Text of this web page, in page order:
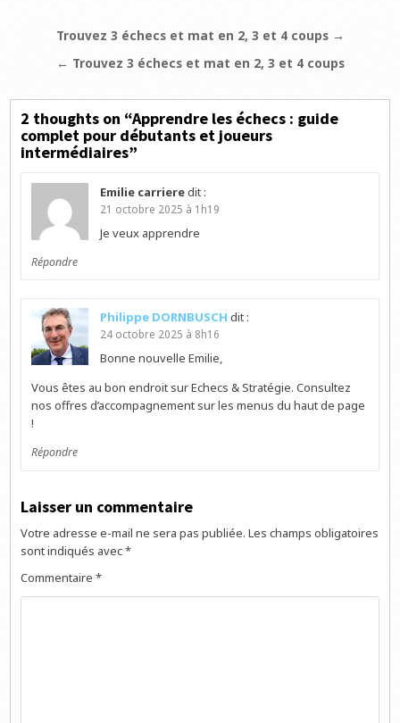
Navigation
Trouvez 3 échecs et mat en 2, 3 et 4 coups →
← Trouvez 3 échecs et mat en 2, 3 et 4 coups
2 thoughts on “Apprendre les échecs : guide
complet pour débutants et joueurs
intermédiaires”
Emilie carrieredit :
21 octobre 2025 à 1h19
Je veux apprendre
Répondre
Philippe DORNBUSCH dit :
24 octobre 2025 à 8h16
Bonne nouvelle Emilie,
Vous êtes au bon endroit sur Echecs & Stratégie. Consultez
nos offres d’accompagnement sur les menus du haut de page
!
Répondre
Laisser un commentaire
Votre adresse e-mail ne sera pas publiée. Les champs obligatoires
sont indiqués avec*
Commentaire*